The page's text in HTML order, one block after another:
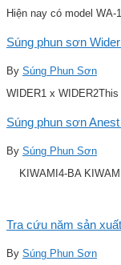
Hiện nay có model WA-
Súng phun sơn
By Súng Phun Sơn
WIDER1 x
Súng phun sơn
By Súng Phun Sơn
KIWAMI4-BA
Tra cứu năm sản
By Súng Phun Sơn